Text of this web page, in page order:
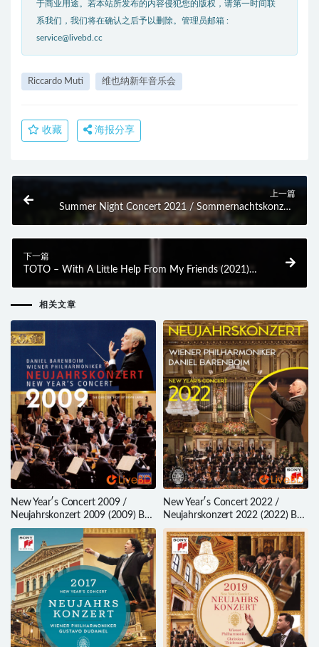
于商业用途。若本站所发布的内容侵犯您的版权，请第一时间联
系我们，我们将在确认之后予以删除。管理员邮箱 :
service@livebd.cc
Riccardo Muti 维也纳新年音乐会
收藏 海报分享
上一篇
Summer Night Concert 2021 / Sommernachtskonzert
2021 (2021) BD蓝光原盘 20.1G
下一篇
TOTO – With A Little Help From My Friends (2021)
相关文章
New Year′s Concert 2009 /
Neujahrskonzert 2009 (2009) BD
蓝光原盘 40.5G
New Year′s Concert 2022 /
Neujahrskonzert 2022 (2022) BD
蓝光原盘 34.8G